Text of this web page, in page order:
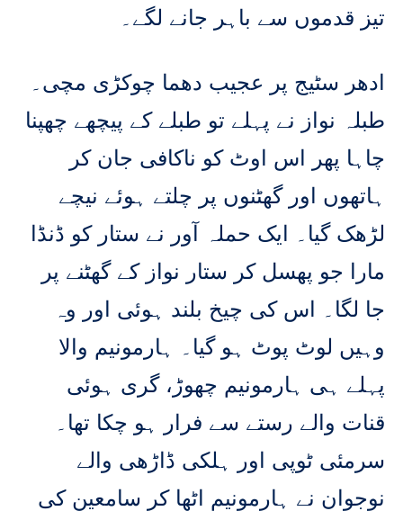
تیز قدموں سے باہر جانے لگے۔
ادھر سٹیج پر عجیب دھما چوکڑی مچی۔
طبلہ نواز نے پہلے تو طبلے کے پیچھے چھپنا
چاہا پھر اس اوٹ کو ناکافی جان کر
ہاتھوں اور گھٹنوں پر چلتے ہوئے نیچے
لڑھک گیا۔ ایک حملہ آور نے ستار کو ڈنڈا
مارا جو پھسل کر ستار نواز کے گھٹنے پر
جا لگا۔ اس کی چیخ بلند ہوئی اور وہ
وہیں لوٹ پوٹ ہو گیا۔ ہارمونیم والا
پہلے ہی ہارمونیم چھوڑ، گری ہوئی
قنات والے رستے سے فرار ہو چکا تھا۔
سرمئی ٹوپی اور ہلکی ڈاڑھی والے
نوجوان نے ہارمونیم اٹھا کر سامعین کی